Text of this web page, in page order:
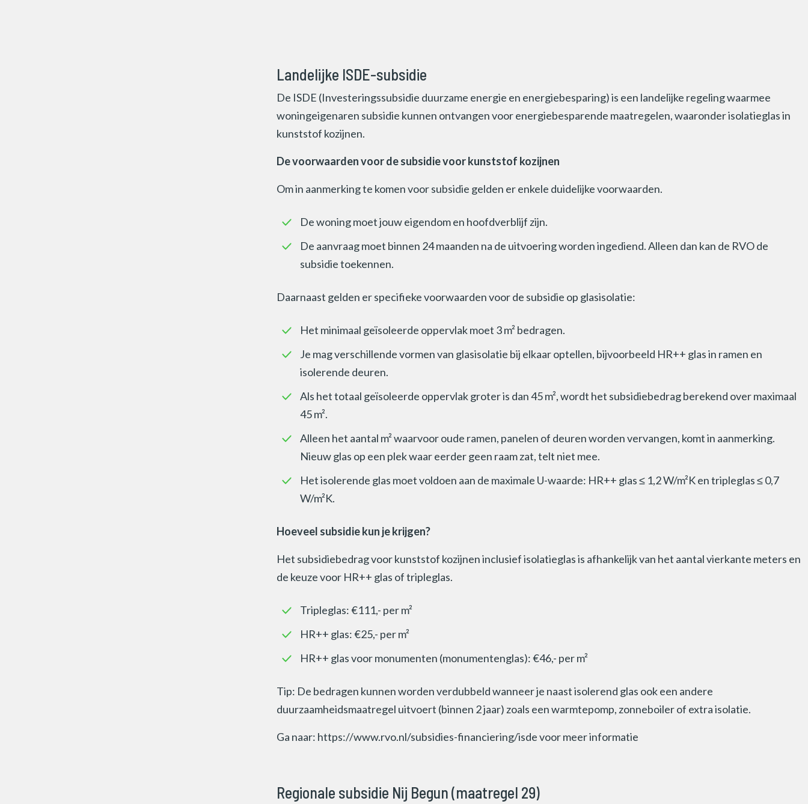
Landelijke ISDE-subsidie
De ISDE (Investeringssubsidie duurzame energie en energiebesparing) is een landelijke regeling waarmee
woningeigenaren subsidie kunnen ontvangen voor energiebesparende maatregelen, waaronder isolatieglas in
kunststof kozijnen.
De voorwaarden voor de subsidie voor kunststof kozijnen
Om in aanmerking te komen voor subsidie gelden er enkele duidelijke voorwaarden.
De woning moet jouw eigendom en hoofdverblijf zijn.
De aanvraag moet binnen 24 maanden na de uitvoering worden ingediend. Alleen dan kan de RVO de
subsidie toekennen.
Daarnaast gelden er specifieke voorwaarden voor de subsidie op glasisolatie:
Het minimaal geïsoleerde oppervlak moet 3 m² bedragen.
Je mag verschillende vormen van glasisolatie bij elkaar optellen, bijvoorbeeld HR++ glas in ramen en
isolerende deuren.
Als het totaal geïsoleerde oppervlak groter is dan 45 m², wordt het subsidiebedrag berekend over maximaal
45 m².
Alleen het aantal m² waarvoor oude ramen, panelen of deuren worden vervangen, komt in aanmerking.
Nieuw glas op een plek waar eerder geen raam zat, telt niet mee.
Het isolerende glas moet voldoen aan de maximale U-waarde: HR++ glas ≤ 1,2 W/m²K en tripleglas ≤ 0,7
W/m²K.
Hoeveel subsidie kun je krijgen?
Het subsidiebedrag voor kunststof kozijnen inclusief isolatieglas is afhankelijk van het aantal vierkante meters en
de keuze voor HR++ glas of tripleglas.
Tripleglas: €111,- per m²
HR++ glas: €25,- per m²
HR++ glas voor monumenten (monumentenglas): €46,- per m²
Tip: De bedragen kunnen worden verdubbeld wanneer je naast isolerend glas ook een andere
duurzaamheidsmaatregel uitvoert (binnen 2 jaar) zoals een warmtepomp, zonneboiler of extra isolatie.
Ga naar: https://www.rvo.nl/subsidies-financiering/isde voor meer informatie
Regionale subsidie Nij Begun (maatregel 29)